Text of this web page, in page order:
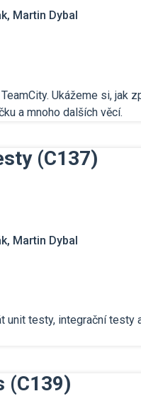
Martin Dybal
Ukážeme si, jak
a mnoho dalších věcí.
(C137)
Martin Dybal
unit testy, integrační testy
(C139)